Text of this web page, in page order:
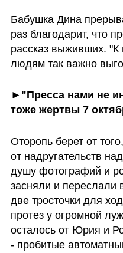
Бабушка Дина
раз благодарит, что
рассказ выживших. "К
людям так важно
►"Пресса нами не
тоже жертвы 7
Оторопь берет от
от надругательств
душу фотографий и
засняли и переслали
две тросточки для
протез у огромной
осталось от Юрия и
- пробитые